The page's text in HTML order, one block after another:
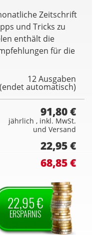
Zeitschrift
und Tricks zu
enthält die
für die
12 Ausgaben
(endet automatisch)
91,80 €
jährlich , inkl. MwSt.
und Versand
22,95 €
68,85 €
22,95 €
ERSPARNIS